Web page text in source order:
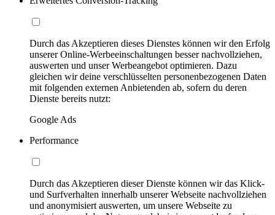
Durch das Akzeptieren dieses Dienstes können wir den Erfolg
unserer Online-Werbeeinschaltungen besser nachvollziehen,
auswerten und unser Werbeangebot optimieren. Dazu
gleichen wir deine verschlüsselten personenbezogenen Daten
mit folgenden externen Anbietenden ab, sofern du deren
Dienste bereits nutzt:
Google Ads
Performance
Durch das Akzeptieren dieser Dienste können wir das Klick-
und Surfverhalten innerhalb unserer Webseite nachvollziehen
und anonymisiert auswerten, um unsere Webseite zu